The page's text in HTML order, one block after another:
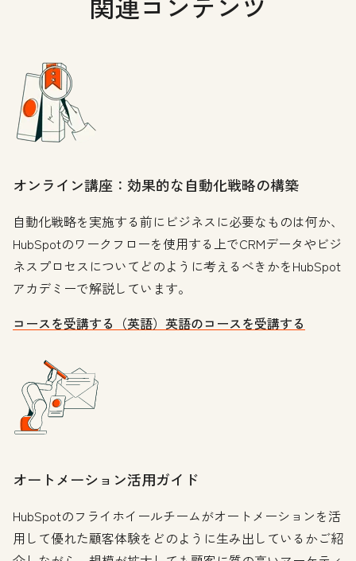
オンライン講座：効果的な自動化戦略の構築
自動化戦略を実施する前にビジネスに必要なものは何か、
HubSpotのワークフローを使用する上でCRMデータやビジ
ネスプロセスについてどのように考えるべきかをHubSpot
アカデミーで解説しています。
コースを受講する（英語） 英語のコースを受講する
オートメーション活用ガイド
HubSpotのフライホイールチームがオートメーションを活
用して優れた顧客体験をどのように生み出しているかご紹